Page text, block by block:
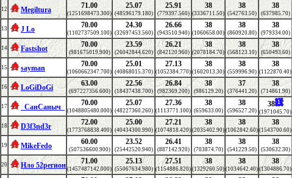
12 Megiltura 71.00
(1251698473.300)
25.07
(48596179.180)
25.91
(779397.560)
38
(3336711.50)
38
(542763.50)
38
(637985.70)
13 J Lo 70.00
(1102737509.100)
24.30
(32697453.560)
26.66
(943510.940)
38
(1060658.00)
38
(860920.80)
38
(979334.00)
14 Fastshot 70.00
(981675019.900)
23.59
(26042844.620)
26.21
(842120.960)
38
(2078184.70)
38
(568123.10)
38
(650493.60)
15 sayman 70.00
(1060662347.700)
25.01
(40868015.370)
27.13
(1052384.770)
38
(1602013.30)
38
(559996.90)
38
(1122870.40)
16 LoGiDoGi 63.00
(697227356.600)
22.56
(18437438.700)
26.84
(982369.200)
38
(986129.20)
37
(376441.20)
38
(714861.90)
17 _СанСаныч_ 70.00
(1048805480.000)
25.07
(48227360.260)
27.36
(1113771.100)
38
(659633.00)
38
(596527.20)
38
(1971045.70)
18 D3f3nd3r 72.00
(1773768838.400)
25.00
(40434300.990)
27.21
(1074818.420)
38
(2035402.90)
38
(1062842.60)
38
(1543700.60)
19 MikeFedo 60.00
(507536600.900)
23.52
(25442520.940)
26.41
(887142.920)
38
(703874.70)
38
(541229.50)
38
(530632.30)
20 Нло 52регион 71.00
(1457487142.000)
25.13
(55067634.980)
27.51
(1154886.820)
38
(1329260.50)
38
(1034642.40)
38
(1304886.70)